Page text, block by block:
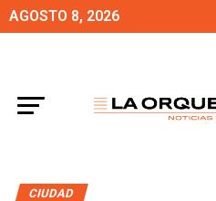
AGOSTO 8, 2026
CIUDAD